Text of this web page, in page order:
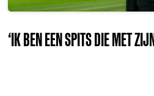
‘IK BEN EEN SPITS DIE MET